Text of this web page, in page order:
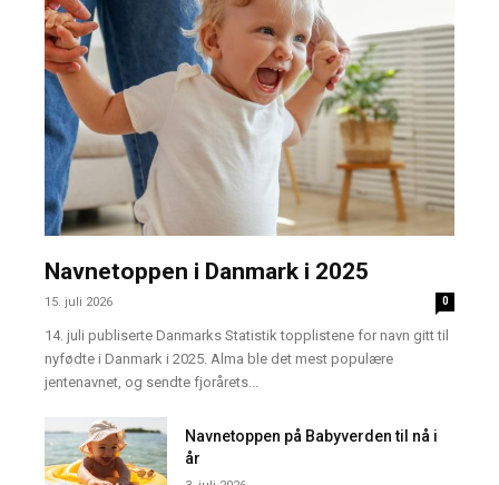
Navnetoppen i Danmark i 2025
15. juli 2026 0
14. juli publiserte Danmarks Statistik topplistene for navn gitt til
nyfødte i Danmark i 2025. Alma ble det mest populære
jentenavnet, og sendte fjorårets...
Navnetoppen på Babyverden til nå i
år